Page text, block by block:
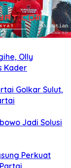
Olly
Kader
Golkar Sulut,
Jadi Solusi
Perkuat